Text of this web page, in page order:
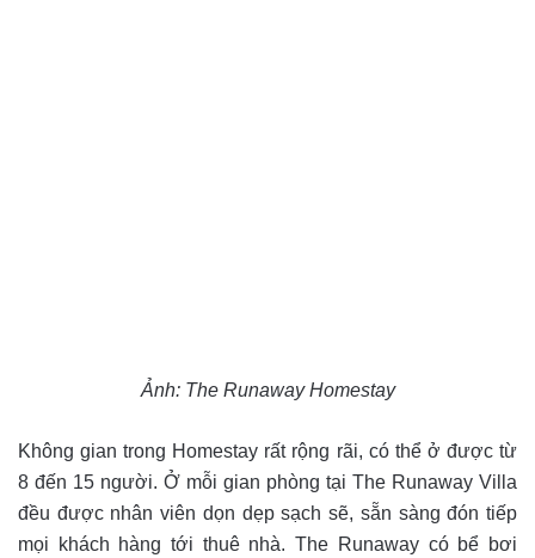
Ảnh: The Runaway Homestay
Không gian trong Homestay rất rộng rãi, có thể ở được từ
8 đến 15 người. Ở mỗi gian phòng tại The Runaway Villa
đều được nhân viên dọn dẹp sạch sẽ, sẵn sàng đón tiếp
mọi khách hàng tới thuê nhà. The Runaway có bể bơi